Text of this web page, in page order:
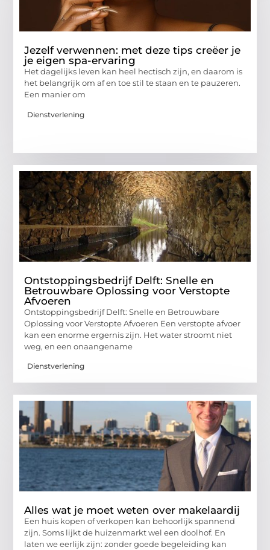
Jezelf verwennen: met deze tips creëer je
je eigen spa-ervaring
Het dagelijks leven kan heel hectisch zijn, en daarom is
het belangrijk om af en toe stil te staan ​​en te pauzeren.
Een manier om
Dienstverlening
Ontstoppingsbedrijf Delft: Snelle en
Betrouwbare Oplossing voor Verstopte
Afvoeren
Ontstoppingsbedrijf Delft: Snelle en Betrouwbare
Oplossing voor Verstopte Afvoeren Een verstopte afvoer
kan een enorme ergernis zijn. Het water stroomt niet
weg, en een onaangename
Dienstverlening
Alles wat je moet weten over makelaardij
Een huis kopen of verkopen kan behoorlijk spannend
zijn. Soms lijkt de huizenmarkt wel een doolhof. En
laten we eerlijk zijn: zonder goede begeleiding kan